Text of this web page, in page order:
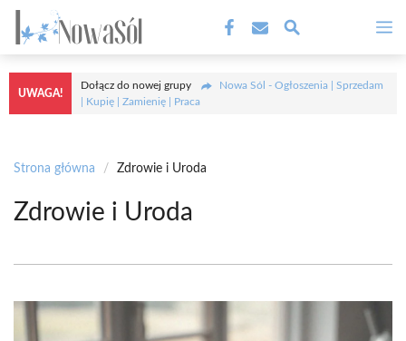
Przejdź
treści
UWAGA!
Dołącz do nowej grupy
Nowa Sól - Ogłoszenia | Sprzedam
| Kupię | Zamienię | Praca
Strona główna / Zdrowie i Uroda
Zdrowie i Uroda